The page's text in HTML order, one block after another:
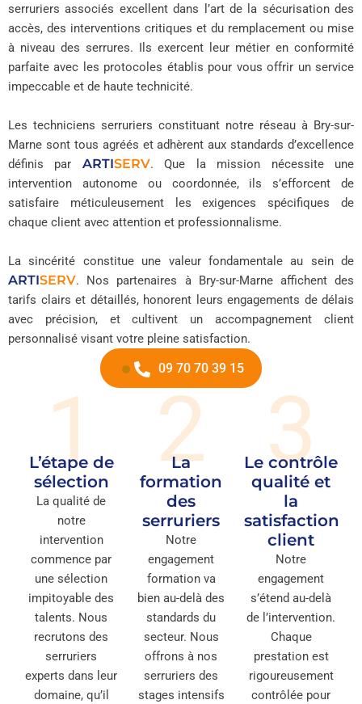
serruriers associés excellent dans l’art de la sécurisation des
accès, des interventions critiques et du remplacement ou mise
à niveau des serrures. Ils exercent leur métier en conformité
parfaite avec les protocoles établis pour vous offrir un service
impeccable et de haute technicité.
Les techniciens serruriers constituant notre réseau à Bry-sur-
Marne sont tous agréés et adhèrent aux standards d’excellence
définis par ARTISERV. Que la mission nécessite une
intervention autonome ou coordonnée, ils s’efforcent de
satisfaire méticuleusement les exigences spécifiques de
chaque client avec attention et professionnalisme.
La sincérité constitue une valeur fondamentale au sein de
ARTISERV. Nos partenaires à Bry-sur-Marne affichent des
tarifs clairs et détaillés, honorent leurs engagements de délais
avec précision, et cultivent un accompagnement client
personnalisé visant votre pleine satisfaction.
09 70 70 39 15
1
L’étape de
sélection
La qualité de
notre
intervention
commence par
une sélection
impitoyable des
talents. Nous
recrutons des
serruriers
experts dans leur
domaine, qu’il
2
La
formation
des
serruriers
Notre
engagement
formation va
bien au-delà des
standards du
secteur. Nous
offrons à nos
serruriers des
stages intensifs
3
Le contrôle
qualité et
la
satisfaction
client
Notre
engagement
s’étend au-delà
de l’intervention.
Chaque
prestation est
rigoureusement
contrôlée pour